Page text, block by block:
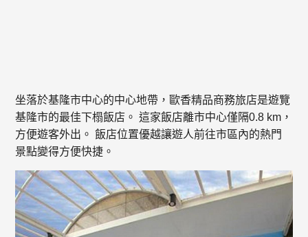
坐落於基隆市中心的中心地帶，歐香精品商務旅店是遊覽
基隆市的最佳下榻飯店。 這家飯店離市中心僅隔0.8 km，
方便遊客外出。 飯店位置優越讓遊人前往市區內的熱門
景點變得方便快捷。